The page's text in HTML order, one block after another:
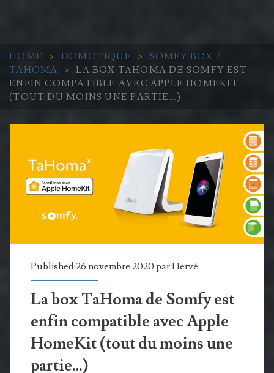
HOME > DOMOTIQUE >
SOMFY BOX /
TAHOMA
>
LA BOX TAHOMA DE SOMFY EST
ENFIN COMPATIBLE AVEC APPLE HOMEKIT
(TOUT DU MOINS UNE PARTIE…)
Published 26 novembre 2020 parHervé
La box TaHoma de Somfy est
enfin compatible avec Apple
HomeKit (tout du moins une
partie…)